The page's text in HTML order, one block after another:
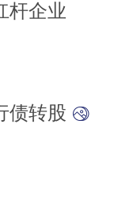
杆企业
债转股